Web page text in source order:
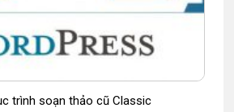
trình soạn thảo cũ Classic